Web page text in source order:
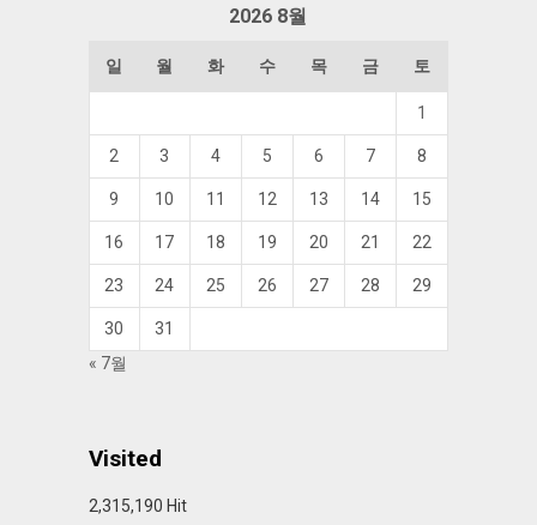
2026 8월
일 월 화 수 목 금 토
1
2 3 4 5 6 7 8
9 10 11 12 13 14 15
16 17 18 19 20 21 22
23 24 25 26 27 28 29
30
31
« 7월
Visited
2,315,190 Hit